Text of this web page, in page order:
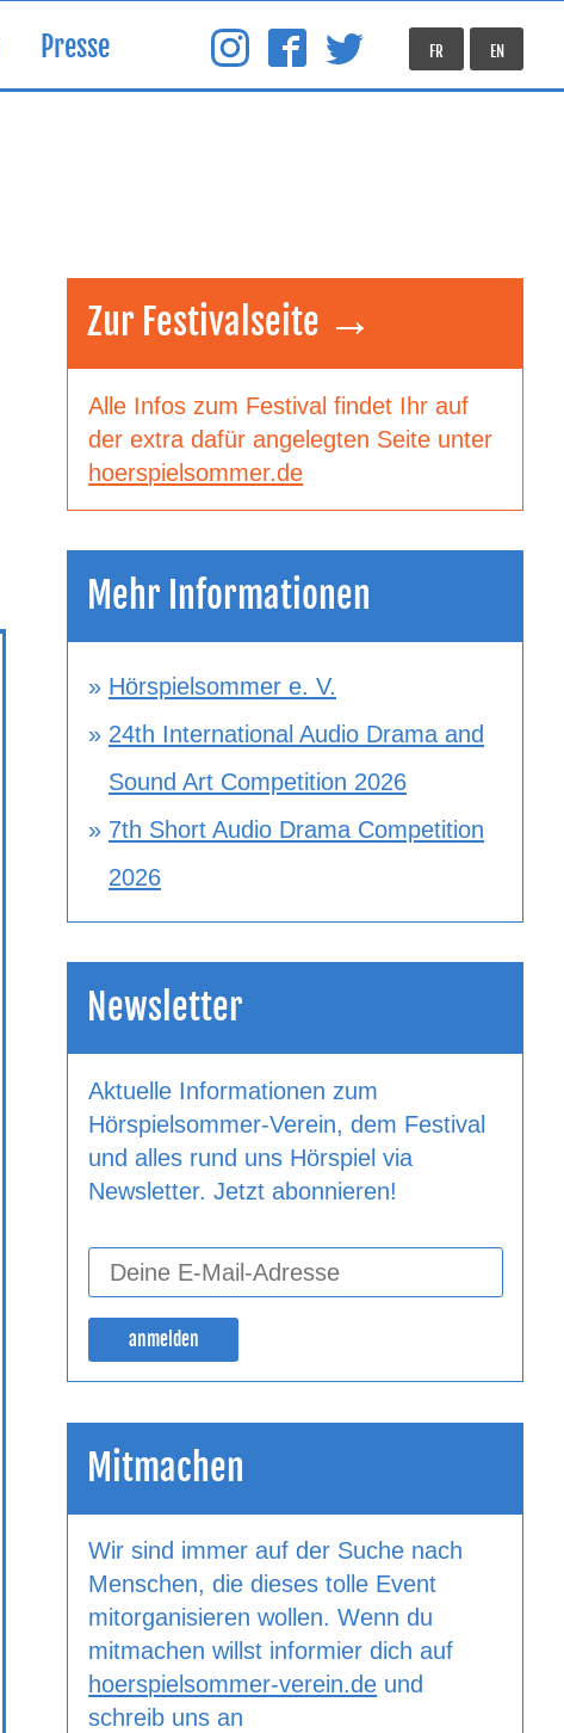
Presse EN
FR
Zur Festivalseite →
Alle Infos zum Festival findet Ihr auf
der extra dafür angelegten Seite unter
hoerspielsommer.de
Mehr Informationen
Hörspielsommer e. V.
24th International Audio Drama and
Sound Art Competition 2026
7th Short Audio Drama Competition
2026
Newsletter
Aktuelle Informationen zum
Hörspielsommer-Verein, dem Festival
und alles rund uns Hörspiel via
Newsletter. Jetzt abonnieren!
Mitmachen
Wir sind immer auf der Suche nach
Menschen, die dieses tolle Event
mitorganisieren wollen. Wenn du
mitmachen willst informier dich auf
hoerspielsommer-verein.de und
schreib uns an